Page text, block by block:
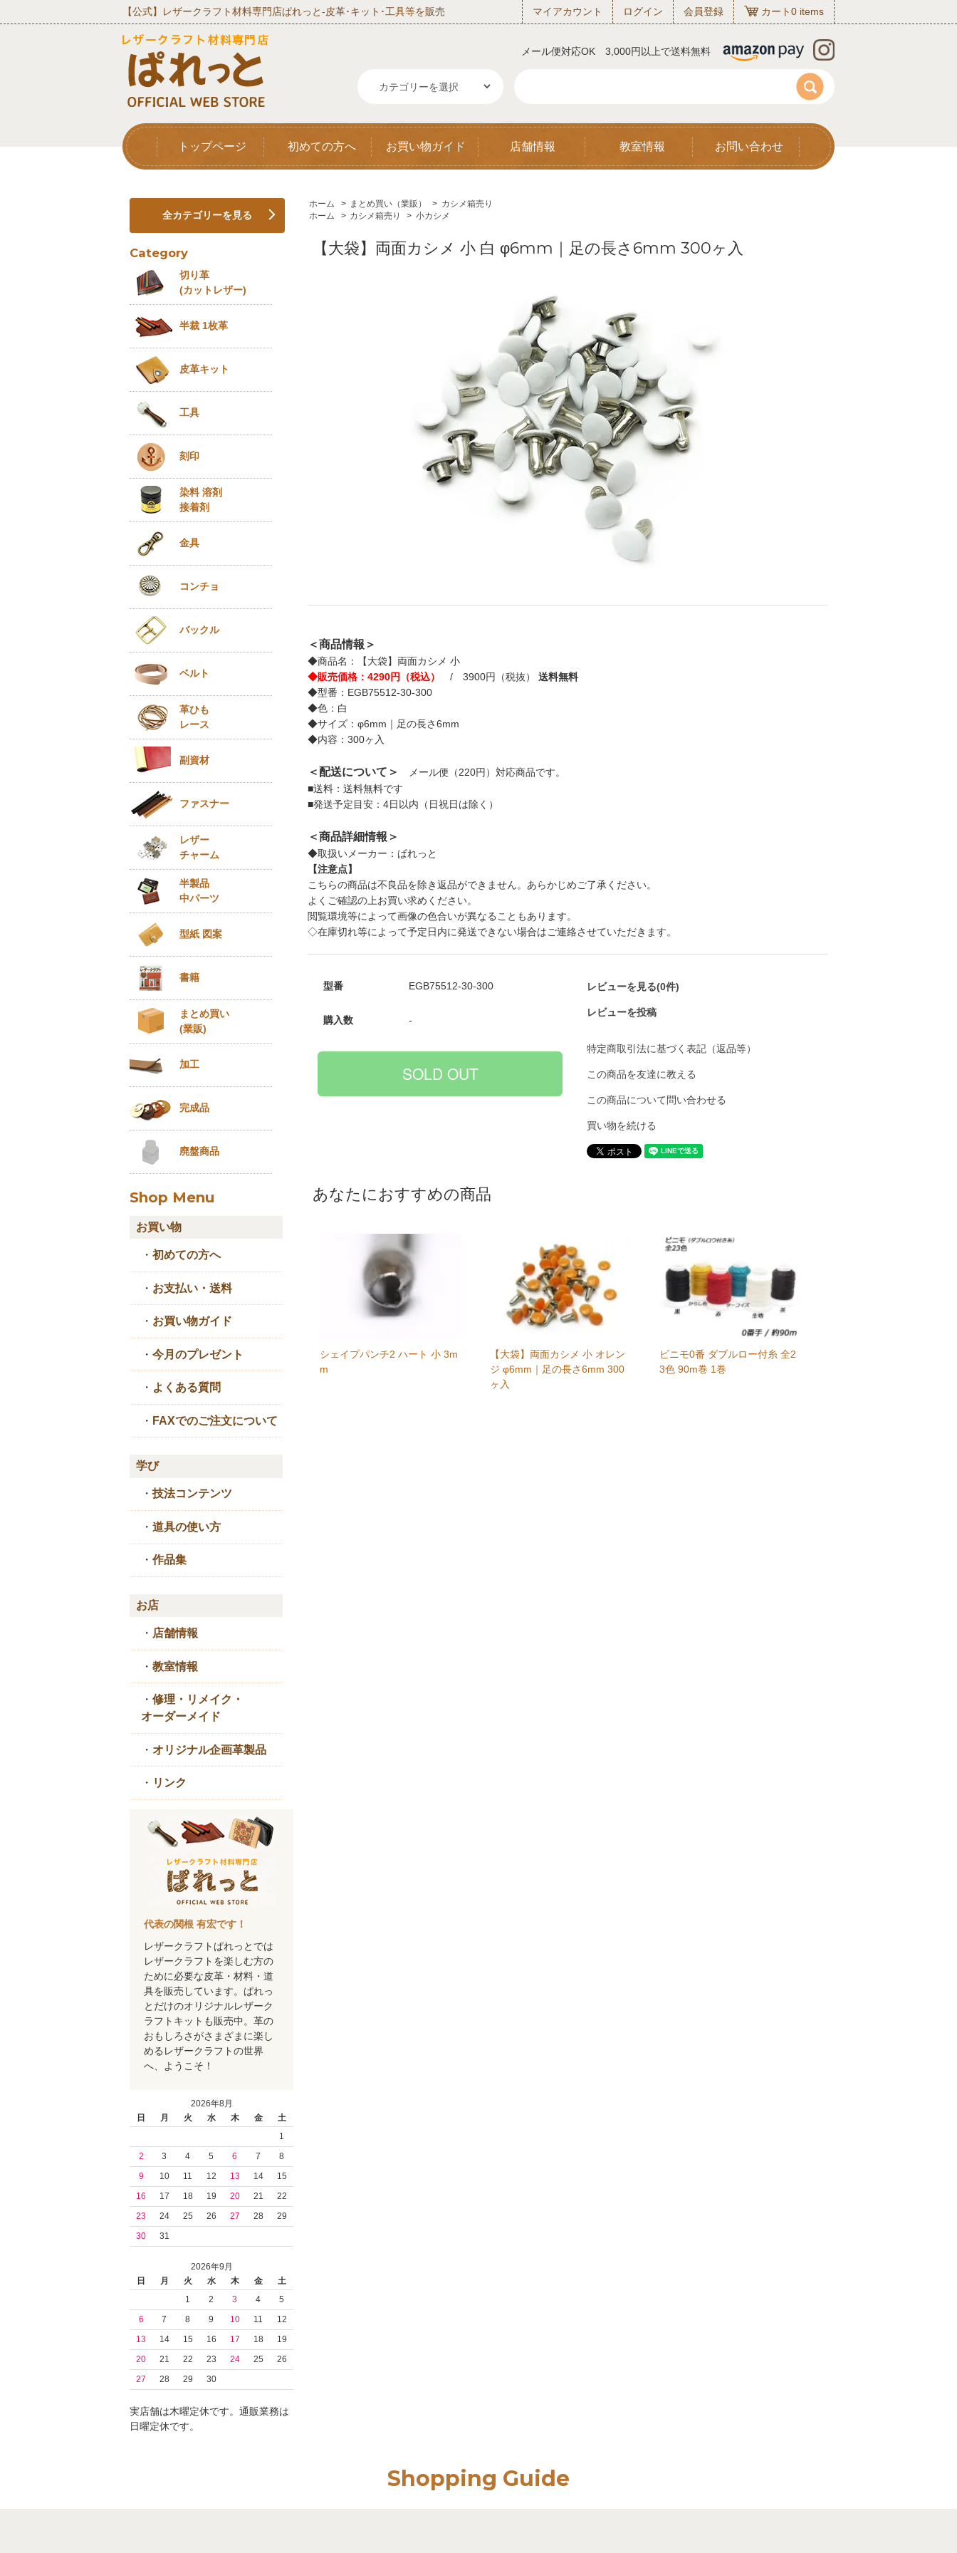
【公式】レザークラフト材料専門店ぱれっと‐皮革･キット･工具等を販売 マイアカウント ログイン 会員登録 カート0 items
メール便対応OK 3,000円以上で送料無料
トップページ 初めての方へ お買い物ガイド 店舗情報 教室情報 お問い合わせ
ホーム > まとめ買い（業販） > カシメ箱売り
ホーム
> カシメ箱売り > 小カシメ
【大袋】両面カシメ 小 白 φ6mm｜足の長さ6mm 300ヶ入
＜商品情報＞
◆商品名：【大袋】両面カシメ 小
◆販売価格：4290円（税込）
/ 3900円（税抜） 送料無料
◆型番：EGB75512-30-300
◆色：白
◆サイズ：φ6mm｜足の長さ6mm
◆内容：300ヶ入
＜配送について＞
メール便（220円）対応商品です。
■送料：送料無料です
■発送予定目安：4日以内（日祝日は除く）
＜商品詳細情報＞
◆取扱いメーカー：ぱれっと
【注意点】
こちらの商品は不良品を除き返品ができません。あらかじめご了承ください。
よくご確認の上お買い求めください。
閲覧環境等によって画像の色合いが異なることもあります。
◇在庫切れ等によって予定日内に発送できない場合はご連絡させていただきます。
型番 EGB75512-30-300
購入数 -
レビューを見る(0件)
レビューを投稿
特定商取引法に基づく表記（返品等）
この商品を友達に教える
この商品について問い合わせる
買い物を続ける
あなたにおすすめの商品
シェイプパンチ2 ハート 小 3m
m
【大袋】両面カシメ 小 オレン
ジ φ6mm｜足の長さ6mm 300
ヶ入
ビニモ0番 ダブルロー付糸 全2
3色 90m巻 1巻
全カテゴリーを見る
Category
切り革
(カットレザー)
半裁 1枚革
皮革キット
工具
刻印
染料 溶剤
接着剤
金具
コンチョ
バックル
ベルト
革ひも
レース
副資材
ファスナー
レザー
チャーム
半製品
中パーツ
型紙 図案
書籍
まとめ買い
(業販)
加工
完成品
廃盤商品
Shop Menu
お買い物
・ 初めての方へ
・ お支払い・送料
・ お買い物ガイド
・ 今月のプレゼント
・ よくある質問
・ FAXでのご注文について
学び
・ 技法コンテンツ
・ 道具の使い方
・ 作品集
お店
・ 店舗情報
・ 教室情報
・ 修理・リメイク・
オーダーメイド
・ オリジナル企画革製品
・ リンク
代表の関根 有宏です！
レザークラフトぱれっとでは
レザークラフトを楽しむ方の
ために必要な皮革・材料・道
具を販売しています。ぱれっ
とだけのオリジナルレザーク
ラフトキットも販売中。革の
おもしろさがさまざまに楽し
めるレザークラフトの世界
へ、ようこそ！
2026年8月
日
月 火 水 木 金
土
1
2
3 4 5 6 7
8
9
10 11 12 13 14
15
16
17 18 19 20 21
22
23
24 25 26 27 28
29
30
31
2026年9月
日
月 火 水 木 金
土
1
2 3 4
5
6
7 8 9 10 11
12
13
14 15 16 17 18
19
20
21 22 23 24 25
26
27
28 29 30
実店舗は木曜定休です。通販業務は
日曜定休です。
Shopping Guide